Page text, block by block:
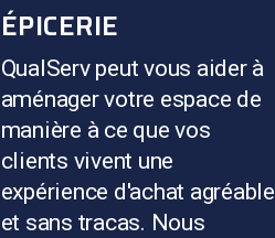
ÉPICERIE
QualServ peut vous aider à
aménager votre espace de
manière à ce que vos
clients vivent une
expérience d'achat agréable
et sans tracas. Nous